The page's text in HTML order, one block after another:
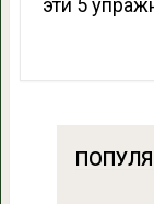
эти 5